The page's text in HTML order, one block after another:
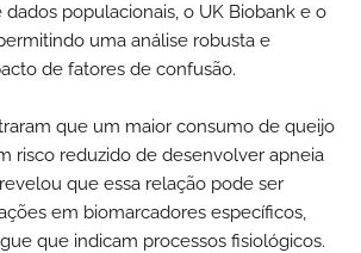
populacionais, o UK Biobank e o
uma análise robusta e
de fatores de confusão.
que um maior consumo de queijo
risco reduzido de desenvolver apneia
que essa relação pode ser
em biomarcadores específicos,
que indicam processos fisiológicos.